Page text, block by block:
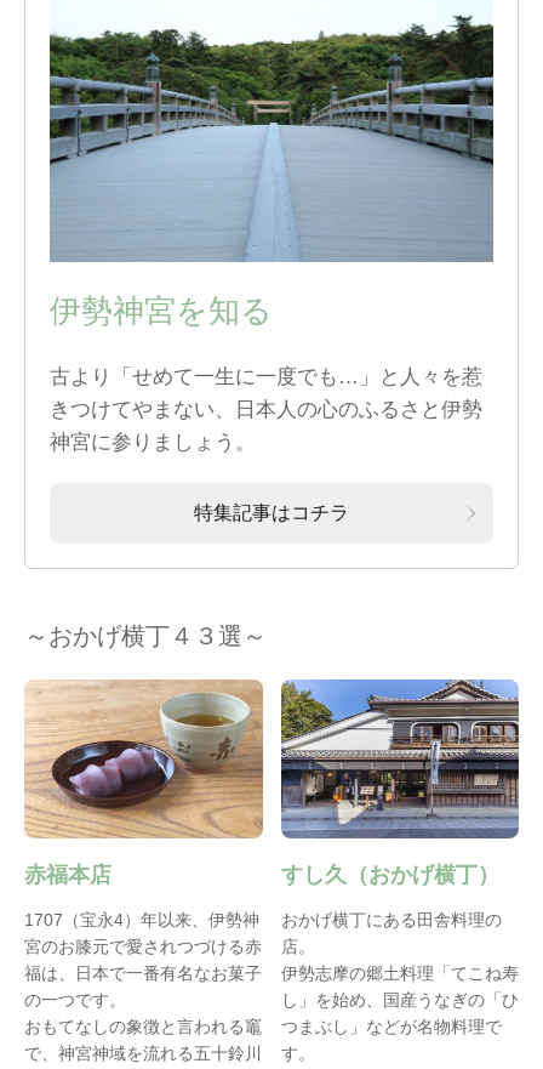
伊勢神宮を知る
古より「せめて一生に一度でも…」と人々を惹
きつけてやまない、日本人の心のふるさと伊勢
神宮に参りましょう。
特集記事はコチラ
～おかげ横丁４３選～
赤福本店
1707（宝永4）年以来、伊勢神
宮のお膝元で愛されつづける赤
福は、日本で一番有名なお菓子
の一つです。
おもてなしの象徴と言われる竈
で、神宮神域を流れる五十鈴川
すし久（おかげ横丁）
おかげ横丁にある田舎料理の
店。
伊勢志摩の郷土料理「てこね寿
し」を始め、国産うなぎの「ひ
つまぶし」などが名物料理で
す。